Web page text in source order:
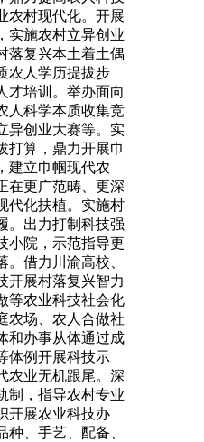
农村现代化。开展
实施农村立异创业
落复兴本土着土偶
农人学历提拔步
才培训。举办面向
人科学本质收集竞
异创业大赛等。实
打算，鼎力开展巾
建立巾帼现代农
在更广范畴、更深
代化扶植。实施村
。出力打制科技强
小院，示范指导更
。借力川渝高校、
开展村落复兴智力
等农业科技社会化
农场、农人合做社
和办事从体通过成
体例开展科技示
农业无机跟尾。深
制，指导农村专业
开展农业科技办
种、手艺、配备、